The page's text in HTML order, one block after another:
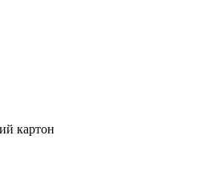
картон